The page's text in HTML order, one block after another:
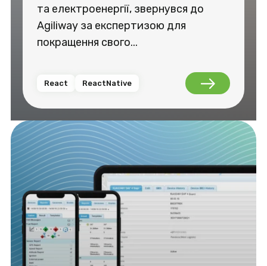
та електроенергії, звернувся до
Agiliway за експертизою для
покращення свого...
React ReactNative